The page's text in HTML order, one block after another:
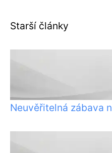
Starší články
Neuvěřitelná zábava